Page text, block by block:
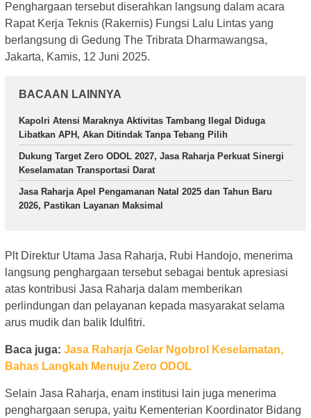
Penghargaan tersebut diserahkan langsung dalam acara
Rapat Kerja Teknis (Rakernis) Fungsi Lalu Lintas yang
berlangsung di Gedung The Tribrata Dharmawangsa,
Jakarta, Kamis, 12 Juni 2025.
BACAAN LAINNYA
Kapolri Atensi Maraknya Aktivitas Tambang Ilegal Diduga
Libatkan APH, Akan Ditindak Tanpa Tebang Pilih
Dukung Target Zero ODOL 2027, Jasa Raharja Perkuat Sinergi
Keselamatan Transportasi Darat
Jasa Raharja Apel Pengamanan Natal 2025 dan Tahun Baru
2026, Pastikan Layanan Maksimal
Plt Direktur Utama Jasa Raharja, Rubi Handojo, menerima
langsung penghargaan tersebut sebagai bentuk apresiasi
atas kontribusi Jasa Raharja dalam memberikan
perlindungan dan pelayanan kepada masyarakat selama
arus mudik dan balik Idulfitri.
Baca juga: Jasa Raharja Gelar Ngobrol Keselamatan,
Bahas Langkah Menuju Zero ODOL
Selain Jasa Raharja, enam institusi lain juga menerima
penghargaan serupa, yaitu Kementerian Koordinator Bidang